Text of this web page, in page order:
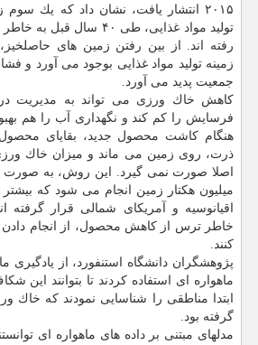
۲۰۱۵ انتشار یافت، نشان داد كه یك
تولید مواد غذایی، طی ۴۰
رفته اند. از بین رفتن زمین های
زمینه تولید مواد غذایی بوجود می آورد و
جمعیت پدید می آورد.
كاهش خاك ورزی می تواند به مدیریت
فرسایش را كم كند و نگهداری آب را هم
هنگام كاشت محصول جدید، بقایای
ذرت، روی زمین می ماند و میزان خاك
میلیون هكتار زمین انجام می شود كه بیشتر
اقیانوسیه و آمریكای شمالی قرار گرفته
خاطر ترس از كاهش محصول، از انجام
كنند.
پژوهشگران دانشگاه استنفورد، از یادگیری
ماهواره ای استفاده كردند تا بتوانند این
ابتدا مناطقی را شناسایی نمودند كه خاك
گرفته بود.
مدلهای مبتنی بر داده های ماهواره ای